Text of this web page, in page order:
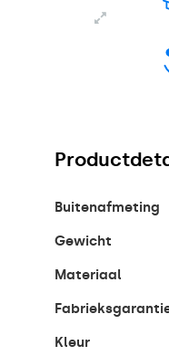
Buitenafmeting
Gewicht
Materiaal
Kleur